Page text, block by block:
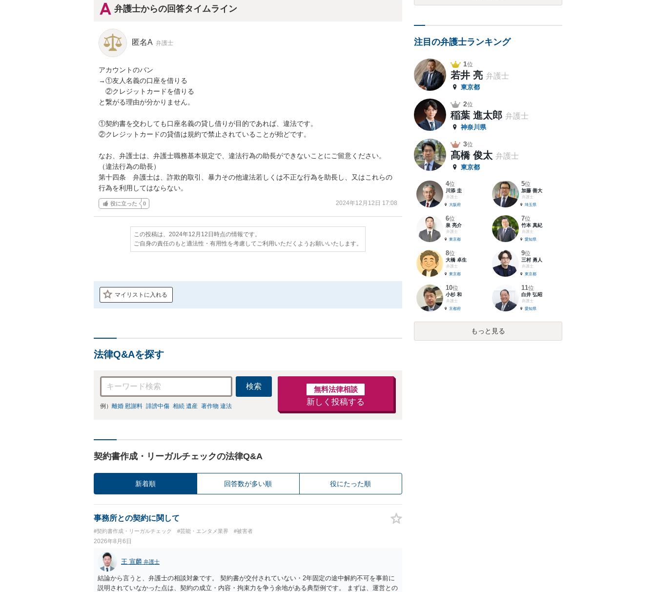
弁護士からの回答タイムライン
匿名A 弁護士
アカウントのバン
→①友人名義の口座を借りる
②クレジットカードを借りる
と繋がる理由が分かりません。
①契約書を交わしても口座名義の貸し借りが目的であれば、違法です。
②クレジットカードの貸借は規約で禁止されていることが殆どです。
なお、弁護士は、弁護士職務基本規定で、違法行為の助長ができないことにご留意ください。
（違法行為の助長）
第十四条　弁護士は、詐欺的取引、暴力その他違法若しくは不正な行為を助長し、又はこれらの
行為を利用してはならない。
役に立った 0 2024年12月12日 17:08
この投稿は、2024年12月12日時点の情報です。
ご自身の責任のもと適法性・有用性を考慮してご利用いただくようお願いいたします。
マイリストに入れる
法律Q&Aを探す
検索
例） 離婚 慰謝料 誹謗中傷 相続 遺産 著作物 違法
無料法律相談
新しく投稿する
契約書作成・リーガルチェックの法律Q&A
新着順 回答数が多い順 役にたった順
事務所との契約に関して
#契約書作成・リーガルチェック #芸能・エンタメ業界 #被害者
2026年8月6日
王 宣麟 弁護士
結論から言うと、弁護士の相談対象です。 契約書が交付されていない・2年固定の途中解約不可を事前に
説明されていなかった点は、契約の成立・内容・拘束力を争う余地がある典型例です。 まずは、運営との
注目の弁護士ランキング
1位
若井 亮 弁護士
東京都
2位
稲葉 進太郎 弁護士
神奈川県
3位
髙橋 俊太 弁護士
東京都
4位
川添 圭
弁護士
大阪府
5位
加藤 善大
弁護士
埼玉県
6位
泉 亮介
弁護士
東京都
7位
竹本 真紀
弁護士
愛知県
8位
大橋 卓生
弁護士
東京都
9位
三村 勇人
弁護士
東京都
10位
小杉 和
弁護士
京都府
11位
白井 弘昭
弁護士
愛知県
もっと見る